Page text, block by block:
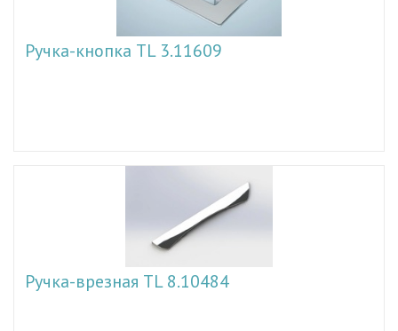
Ручка-кнопка TL 3.11609
Ручка-врезная TL 8.10484